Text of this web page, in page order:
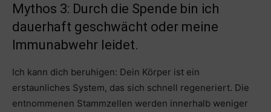
Mythos 3: Durch die Spende bin ich
dauerhaft geschwächt oder meine
Immunabwehr leidet.
Ich kann dich beruhigen: Dein Körper ist ein
erstaunliches System, das sich schnell regeneriert. Die
entnommenen Stammzellen werden innerhalb weniger